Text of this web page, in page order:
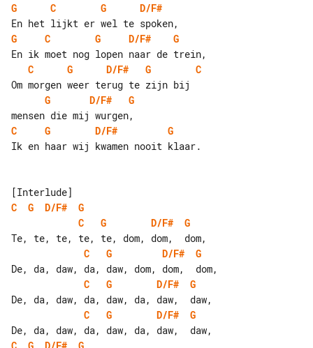
G
C G
D/F#
G
C G D/F#
G
C
G D/F# G
C
G
D/F#
G
C
G D/F#
G
Ik en haar wij kwamen nooit klaar.
C
G D/F#
G
C
G D/F#
G
C
G D/F#
G
C
G D/F#
G
C
G D/F#
G